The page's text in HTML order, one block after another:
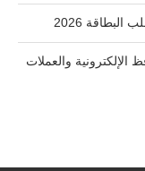
للمحافظ الإلكترونية والعملات